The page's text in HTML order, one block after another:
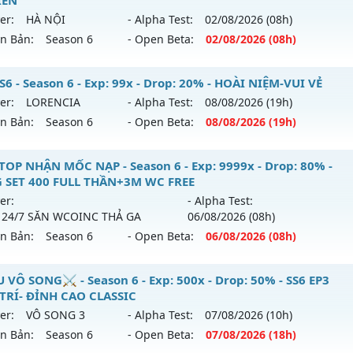
HÀ NỘI - Alpha Test: 02/08/2026 (08h)
Bản:
Season 6 - Open Beta: 02/08/2026 (08h)
LÃNH CHÚA__ - CHƠI LÀ NGHIỀN
mới ra tháng 08 2026 - Mở máy chủHÀ NỘIvào 08h
reset: Reset In Game
loại: Mu Nguyên bản Webzen
GoldShield
- Season 6 - Exp: 99x - Drop: 20% - HOÀI NIỆM-VUI VẺ
LORENCIA - Alpha Test: 08/08/2026 (19h)
Bản:
Season 6 - Open Beta: 08/08/2026 (19h)
SS6 - HOÀI NIỆM-VUI VẺ
mới ra tháng 08 2026 - Mở máy chủ
LORENCIA
99x - Drop: 20%
loại: Mu Nguyên bản Webzen
OK
NHẬN MỐC NẠP - Season 6 - Exp: 9999x - Drop: 80% -
SET 400 FULL THẦN+3M WC FREE
24/7 SĂN WCOINC THẢ GA
- Alpha Test:
06/08/2026 (08h)
Bản:
Season 6 - Open Beta: 06/08/2026 (08h)
NHẬN MỐC NẠP - TẶNG SET 400 FULL THẦN+3M WC
ra tháng 08 2026 - Mở máy chủBOSS 24/7 SĂN WCOINC
06/08/2626
SONG⚔️ - Season 6 - Exp: 500x - Drop: 50% - SS6 EP3
ĐỈNH CAO CLASSIC
VÔ SONG 3 - Alpha Test: 07/08/2026 (10h)
Bản:
Season 6 - Open Beta: 07/08/2026 (18h)